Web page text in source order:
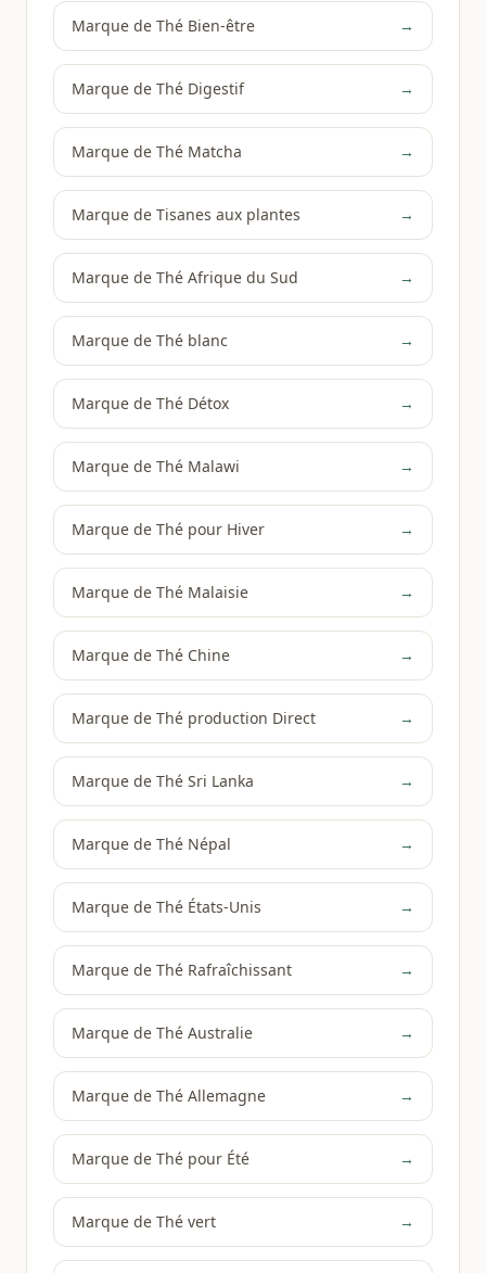
Marque de Thé Bien-être →
Marque de Thé Digestif →
Marque de Thé Matcha →
Marque de Tisanes aux plantes →
Marque de Thé Afrique du Sud →
Marque de Thé blanc →
Marque de Thé Détox →
Marque de Thé Malawi →
Marque de Thé pour Hiver →
Marque de Thé Malaisie →
Marque de Thé Chine →
Marque de Thé production Direct →
Marque de Thé Sri Lanka →
Marque de Thé Népal →
Marque de Thé États-Unis →
Marque de Thé Rafraîchissant →
Marque de Thé Australie →
Marque de Thé Allemagne →
Marque de Thé pour Été →
Marque de Thé vert →